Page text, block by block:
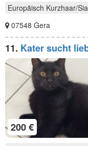
Europäisch Kurzhaar/
07548 Gera
11. Kater sucht
200 €